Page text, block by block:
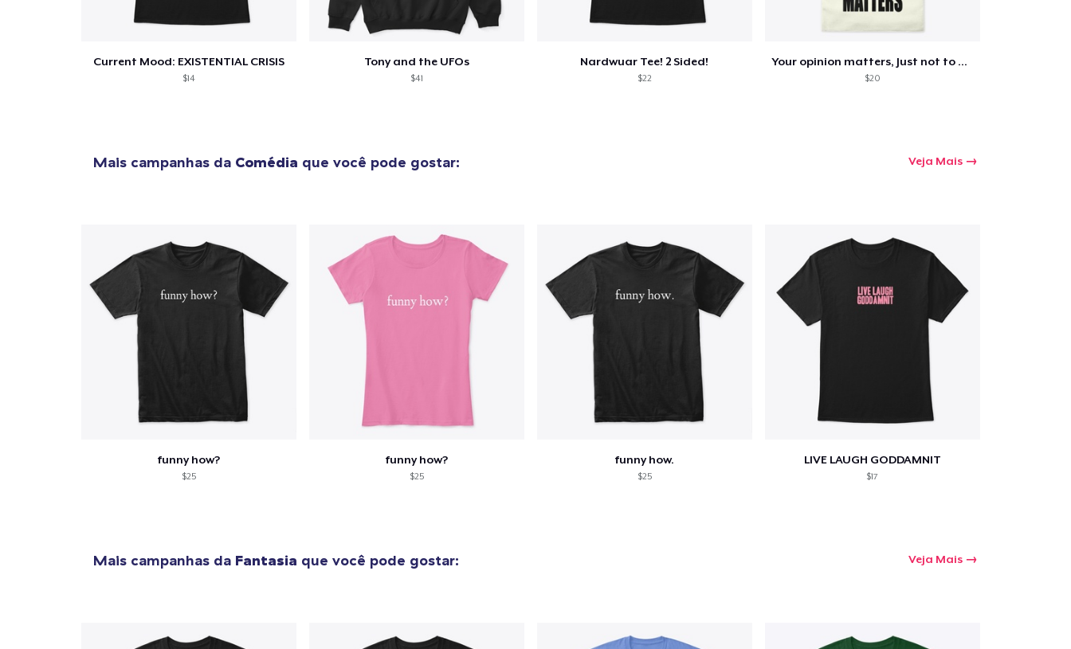
Current Mood: EXISTENTIAL CRISIS
$14
Tony and the UFOs
$41
Nardwuar Tee! 2 Sided!
$22
Your opinion matters, Just not to me!
$20
Mais campanhas da Comédia que você pode gostar: Veja Mais
funny how?
$25
funny how?
$25
funny how.
$25
LIVE LAUGH GODDAMNIT
$17
Mais campanhas da Fantasia que você pode gostar: Veja Mais
Ir para o carrinho